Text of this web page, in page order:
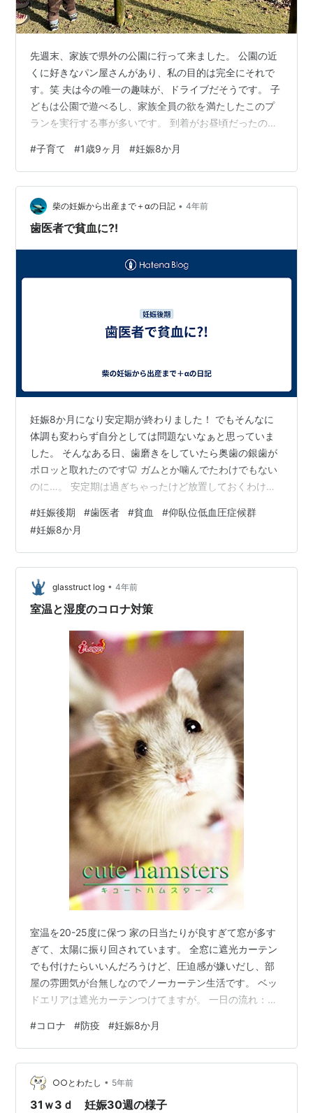
先週末、家族で県外の公園に行って来ました。 公園の近
くに好きなパン屋さんがあり、私の目的は完全にそれで
す。笑 夫は今の唯一の趣味が、ドライブだそうです。 子
どもは公園で遊べるし、家族全員の欲を満たしたこのプ
ランを実行する事が多いです。 到着がお昼頃だったの
パン。 このお店のクロワッサンの大ファンなんです。 息
子には簡単なお弁当を作って行きました。買ったパンは
おやつに。 食後は公園内を散歩をして、その後は遊具コ
ーナーで遊びました。 遊具のコーナーでは、夫に息子を
見てもらい、私はベンチで休憩させてもらうことに。 日
#子育て #1歳9ヶ月 #妊娠8か月
柴の妊娠から出産まで＋αの日記 • 4年前
歯医者で貧血に?!
妊娠8か月になり安定期が終わりました！ でもそんなに
体調も変わらず自分としては問題ないなぁと思っていま
した。 そんなある日、歯磨きをしていたら奥歯の銀歯が
ポロッと取れたのです🦷 ガムとか噛んでたわけでもない
のに…。 安定期は過ぎちゃったけど放置しておくわけに
歯医者さんですが久々なので問診表に記入📝 ちゃんと妊
婦と記入しました！ 診察前にコロナ対策でうがい薬を出
されましたが「イソジン入ってないうがい薬ですか？」
とスタッフさんに念のため確認。 入っていないものだっ
たのでOK！ 診察で「上の奥歯の銀歯が取れたので直して
ほしい」と伝えると先生が『じゃ…
#妊娠後期 #歯医者 #貧血 #仰臥位低血圧症候群
#妊娠8か月
glasstruct log • 4年前
室温と湿度のコロナ対策
室温を20-25度に保つ 家の日当たりが良すぎて窓が多す
ぎて、太陽に振り回されています。 全窓に遮光カーテン
でも付けたらいいんだろうけど、圧迫感が嫌いだし、部
屋の雰囲気が台無しなのでノーカーテン生活です。 ベッ
ドエリアは遮光カーテンつけてますが。 一日の流れ：
ンは前日から20度でつけっぱなし。この時室温19度くら
い ２．太陽が昇る。午前中から午後3時くらいまで25度
近くになるので、冬装備では暑すぎて窓を開ける。布団
もこの時間に干す ３．日が落ちる時間に急激に冷え込む
ので、室温が20度くらいになったらエアコンを20度で設
#コロナ #防疫 #妊娠8か月
○○とわたし • 5年前
31ｗ3ｄ 妊娠30週の様子